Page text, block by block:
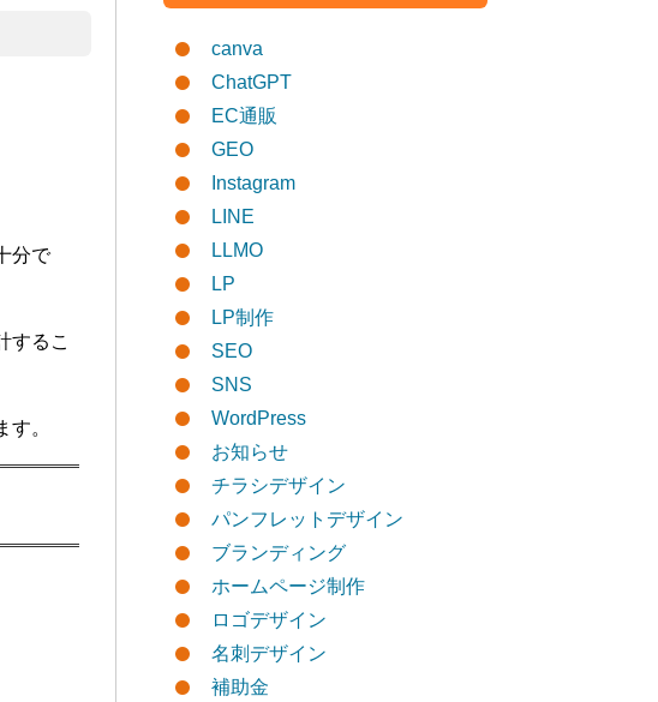
分で
するこ
。
canva
ChatGPT
EC通販
GEO
Instagram
LINE
LLMO
LP
LP制作
SEO
SNS
WordPress
お知らせ
チラシデザイン
パンフレットデザイン
ブランディング
ホームページ制作
ロゴデザイン
名刺デザイン
補助金